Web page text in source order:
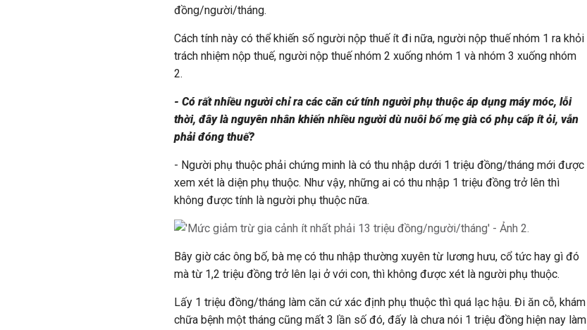
đồng/người/tháng.
Cách tính này có thể khiến số người nộp thuế ít đi nữa, người nộp thuế nhóm 1 ra khỏi
trách nhiệm nộp thuế, người nộp thuế nhóm 2 xuống nhóm 1 và nhóm 3 xuống nhóm
2.
- Có rất nhiều người chỉ ra các căn cứ tính người phụ thuộc áp dụng máy móc, lỗi
thời, đây là nguyên nhân khiến nhiều người dù nuôi bố mẹ già có phụ cấp ít ỏi, vẫn
phải đóng thuế?
- Người phụ thuộc phải chứng minh là có thu nhập dưới 1 triệu đồng/tháng mới được
xem xét là diện phụ thuộc. Như vậy, những ai có thu nhập 1 triệu đồng trở lên thì
không được tính là người phụ thuộc nữa.
Bây giờ các ông bố, bà mẹ có thu nhập thường xuyên từ lương hưu, cổ tức hay gì đó
mà từ 1,2 triệu đồng trở lên lại ở với con, thì không được xét là người phụ thuộc.
Lấy 1 triệu đồng/tháng làm căn cứ xác định phụ thuộc thì quá lạc hậu. Đi ăn cỗ, khám
chữa bệnh một tháng cũng mất 3 lần số đó, đấy là chưa nói 1 triệu đồng hiện nay làm